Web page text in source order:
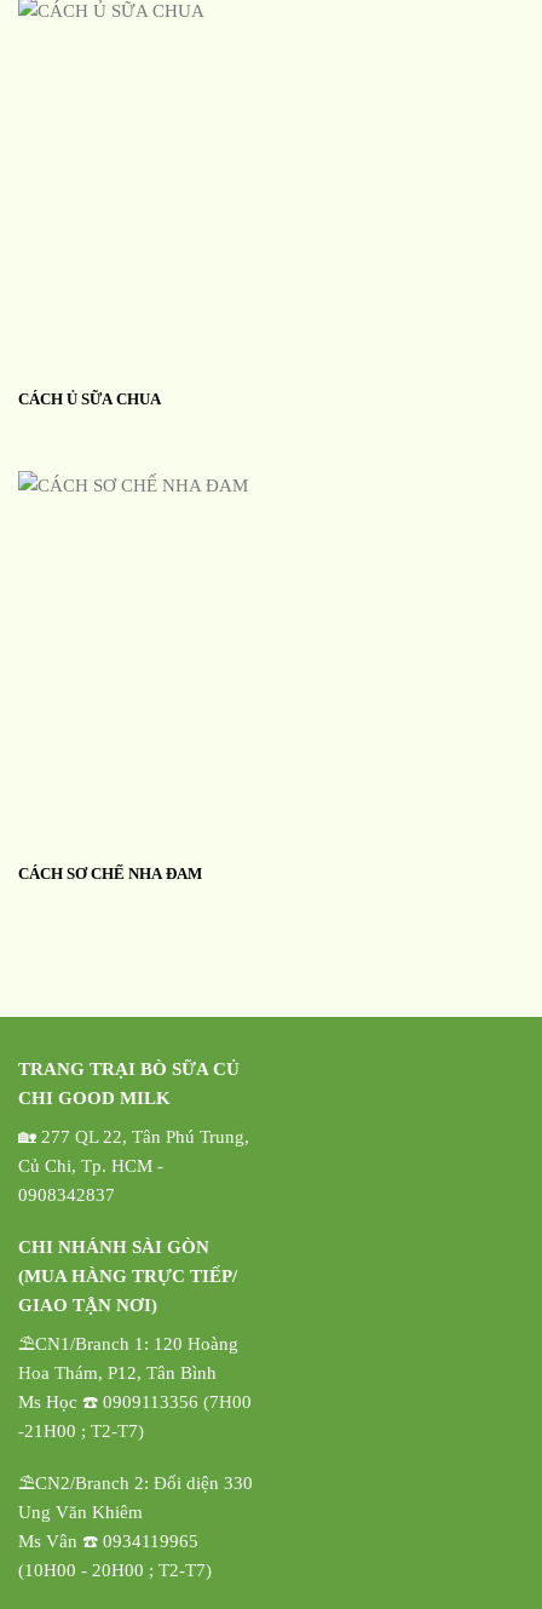
CÁCH Ủ SỮA CHUA
CÁCH SƠ CHẾ NHA ĐAM
TRANG TRẠI BÒ SỮA CỦ
CHI GOOD MILK
🏡 277 QL 22, Tân Phú Trung,
Củ Chi, Tp. HCM -
0908342837
CHI NHÁNH SÀI GÒN
(MUA HÀNG TRỰC TIẾP/
GIAO TẬN NƠI)
⛱️CN1/Branch 1: 120 Hoàng
Hoa Thám, P12, Tân Bình
Ms Học ☎️ 0909113356 (7H00
-21H00 ; T2-T7)
⛱️CN2/Branch 2: Đối diện 330
Ung Văn Khiêm
Ms Vân ☎️ 0934119965
(10H00 - 20H00 ; T2-T7)